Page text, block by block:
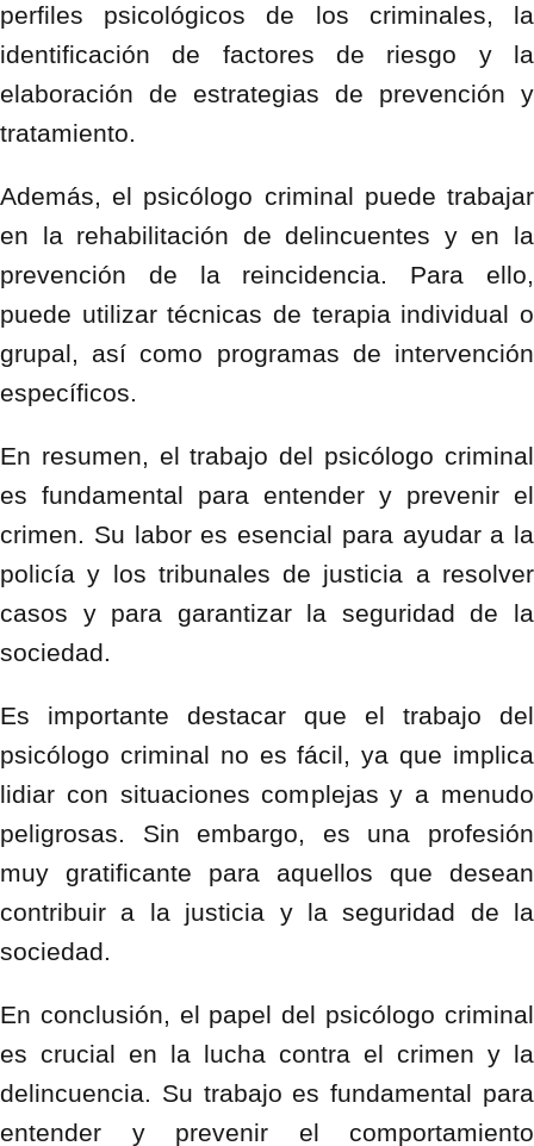
perfiles psicológicos de los criminales, la
identificación de factores de riesgo y la
elaboración de estrategias de prevención y
tratamiento.
Además, el psicólogo criminal puede trabajar
en la rehabilitación de delincuentes y en la
prevención de la reincidencia. Para ello,
puede utilizar técnicas de terapia individual o
grupal, así como programas de intervención
específicos.
En resumen, el trabajo del psicólogo criminal
es fundamental para entender y prevenir el
crimen. Su labor es esencial para ayudar a la
policía y los tribunales de justicia a resolver
casos y para garantizar la seguridad de la
sociedad.
Es importante destacar que el trabajo del
psicólogo criminal no es fácil, ya que implica
lidiar con situaciones complejas y a menudo
peligrosas. Sin embargo, es una profesión
muy gratificante para aquellos que desean
contribuir a la justicia y la seguridad de la
sociedad.
En conclusión, el papel del psicólogo criminal
es crucial en la lucha contra el crimen y la
delincuencia. Su trabajo es fundamental para
entender y prevenir el comportamiento